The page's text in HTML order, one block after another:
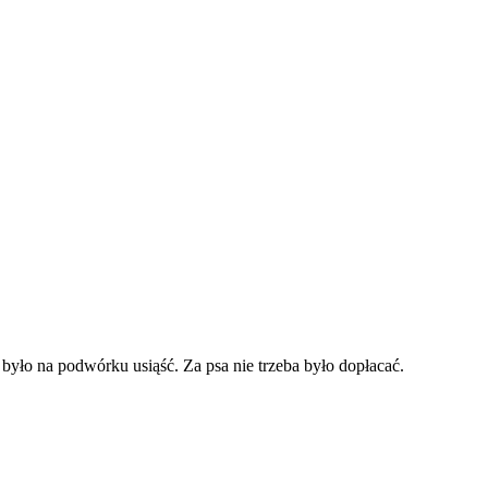
na podwórku usiąść. Za psa nie trzeba było dopłacać.